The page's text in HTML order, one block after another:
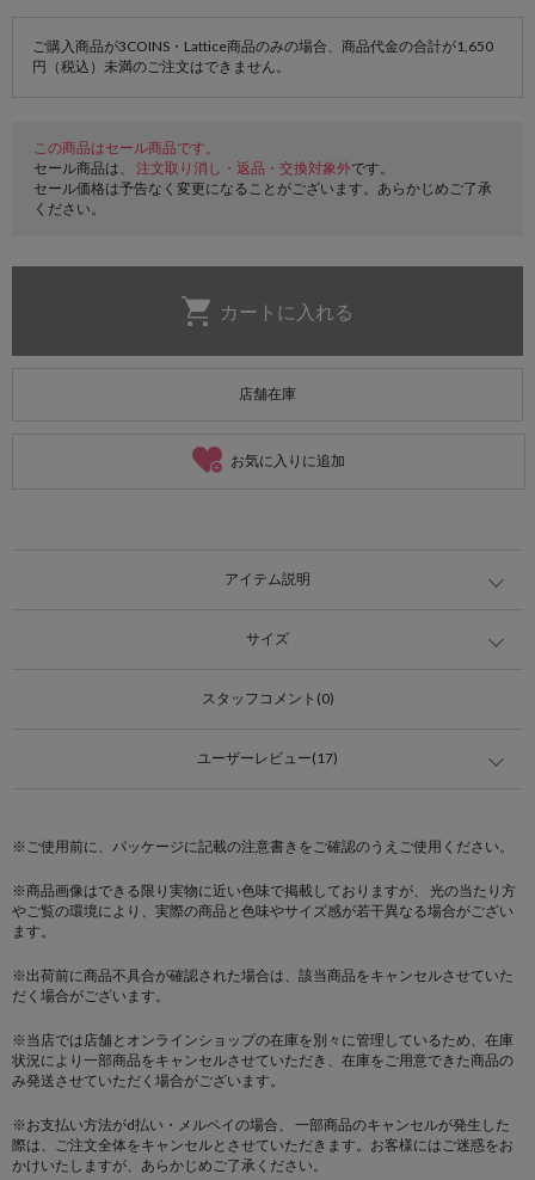
ご購入商品が3COINS・Lattice商品のみの場合、商品代金の合計が1,650
円（税込）未満のご注文はできません。
この商品はセール商品です。
セール商品は、 注文取り消し・返品・交換対象外です。
セール価格は予告なく変更になることがございます。あらかじめご了承
ください。
店舗在庫
お気に入りに追加
アイテム説明
サイズ
スタッフコメント(0)
ユーザーレビュー(17)
※ご使用前に、パッケージに記載の注意書きをご確認のうえご使用ください。
※商品画像はできる限り実物に近い色味で掲載しておりますが、 光の当たり方
やご覧の環境により、実際の商品と色味やサイズ感が若干異なる場合がござい
ます。
※出荷前に商品不具合が確認された場合は、該当商品をキャンセルさせていた
だく場合がございます。
※当店では店舗とオンラインショップの在庫を別々に管理しているため、在庫
状況により一部商品をキャンセルさせていただき、在庫をご用意できた商品の
み発送させていただく場合がございます。
※お支払い方法がd払い・メルペイの場合、 一部商品のキャンセルが発生した
際は、ご注文全体をキャンセルとさせていただきます。お客様にはご迷惑をお
かけいたしますが、あらかじめご了承ください。